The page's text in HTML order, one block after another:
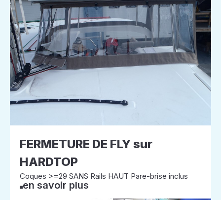
FERMETURE DE FLY sur
HARDTOP
Coques >=29 SANS Rails HAUT Pare-brise inclus
en savoir plus